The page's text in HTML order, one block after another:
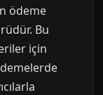
ödeme
Bu
için